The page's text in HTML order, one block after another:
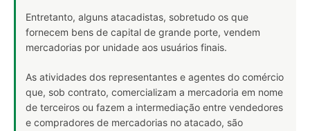
Entretanto, alguns atacadistas, sobretudo os que
fornecem bens de capital de grande porte, vendem
mercadorias por unidade aos usuários finais.
As atividades dos representantes e agentes do comércio
que, sob contrato, comercializam a mercadoria em nome
de terceiros ou fazem a intermediação entre vendedores
e compradores de mercadorias no atacado, são